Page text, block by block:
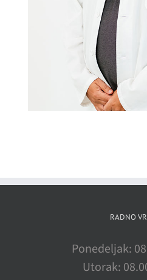
RADNO
Ponedeljak:
Utorak: